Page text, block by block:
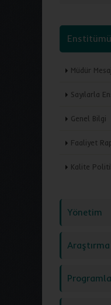
Müdür
Sayılarla
Genel Bilgi
Faaliyet
Kalite
Yönetim
Araştırma